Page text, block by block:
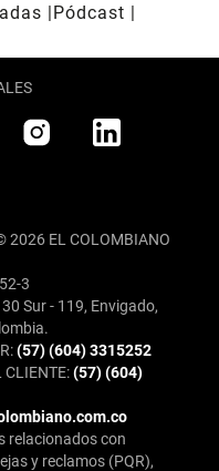
Pódcast
2026 EL COLOMBIANO
3
Sur - 119, Envigado,
(57) (604) 3315252
CLIENTE:(57) (604)
relacionados con
y reclamos (PQR),